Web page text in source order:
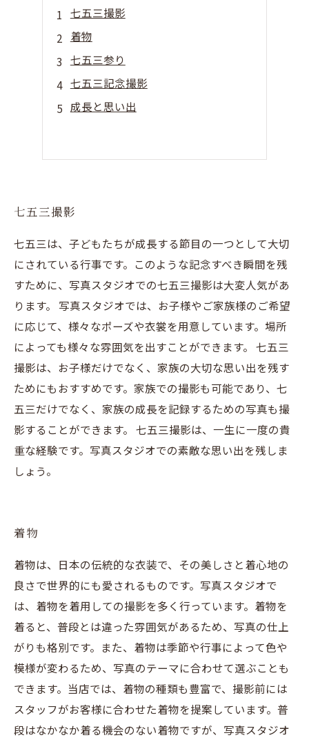
七五三撮影
着物
七五三参り
七五三記念撮影
成長と思い出
七五三撮影
七五三は、子どもたちが成長する節目の一つとして大切
にされている行事です。このような記念すべき瞬間を残
すために、写真スタジオでの七五三撮影は大変人気があ
ります。 写真スタジオでは、お子様やご家族様のご希望
に応じて、様々なポーズや衣裳を用意しています。場所
によっても様々な雰囲気を出すことができます。 七五三
撮影は、お子様だけでなく、家族の大切な思い出を残す
ためにもおすすめです。家族での撮影も可能であり、七
五三だけでなく、家族の成長を記録するための写真も撮
影することができます。 七五三撮影は、一生に一度の貴
重な経験です。写真スタジオでの素敵な思い出を残しま
しょう。
着物
着物は、日本の伝統的な衣装で、その美しさと着心地の
良さで世界的にも愛されるものです。写真スタジオで
は、着物を着用しての撮影を多く行っています。着物を
着ると、普段とは違った雰囲気があるため、写真の仕上
がりも格別です。また、着物は季節や行事によって色や
模様が変わるため、写真のテーマに合わせて選ぶことも
できます。当店では、着物の種類も豊富で、撮影前には
スタッフがお客様に合わせた着物を提案しています。普
段はなかなか着る機会のない着物ですが、写真スタジオ